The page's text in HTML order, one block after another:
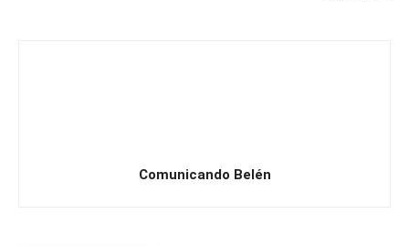
Comunicando Belén